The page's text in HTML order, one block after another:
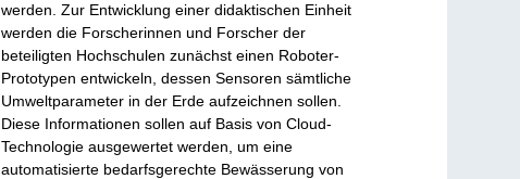
werden. Zur Entwicklung einer didaktischen Einheit
werden die Forscherinnen und Forscher der
beteiligten Hochschulen zunächst einen Roboter-
Prototypen entwickeln, dessen Sensoren sämtliche
Umweltparameter in der Erde aufzeichnen sollen.
Diese Informationen sollen auf Basis von Cloud-
Technologie ausgewertet werden, um eine
automatisierte bedarfsgerechte Bewässerung von